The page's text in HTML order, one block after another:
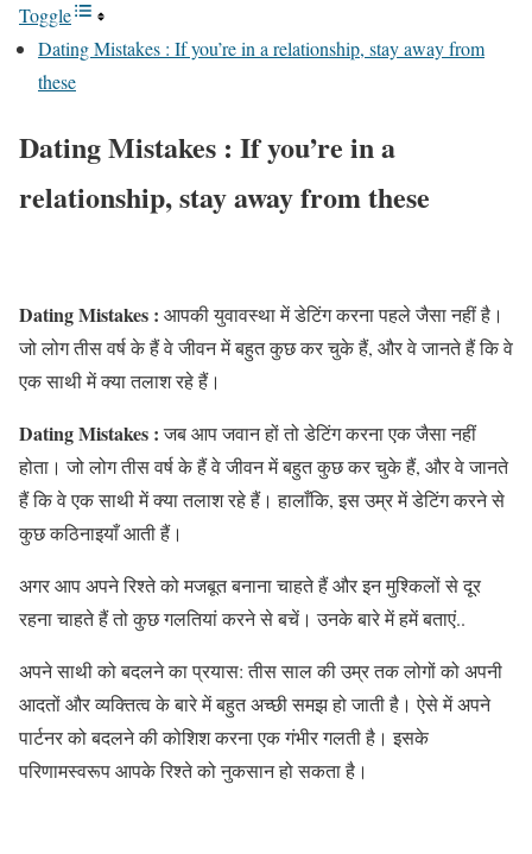
Toggle
Dating Mistakes : If you’re in a relationship, stay away from
these
Dating Mistakes : If you’re in a
relationship, stay away from these
Dating Mistakes : आपकी युवावस्था में डेटिंग करना पहले जैसा नहीं है।
जो लोग तीस वर्ष के हैं वे जीवन में बहुत कुछ कर चुके हैं, और वे जानते हैं कि वे
एक साथी में क्या तलाश रहे हैं।
Dating Mistakes :जब आप जवान हों तो डेटिंग करना एक जैसा नहीं
होता। जो लोग तीस वर्ष के हैं वे जीवन में बहुत कुछ कर चुके हैं, और वे जानते
हैं कि वे एक साथी में क्या तलाश रहे हैं। हालाँकि, इस उम्र में डेटिंग करने से
कुछ कठिनाइयाँ आती हैं।
अगर आप अपने रिश्ते को मजबूत बनाना चाहते हैं और इन मुश्किलों से दूर
रहना चाहते हैं तो कुछ गलतियां करने से बचें। उनके बारे में हमें बताएं..
अपने साथी को बदलने का प्रयास: तीस साल की उम्र तक लोगों को अपनी
आदतों और व्यक्तित्व के बारे में बहुत अच्छी समझ हो जाती है। ऐसे में अपने
पार्टनर को बदलने की कोशिश करना एक गंभीर गलती है। इसके
परिणामस्वरूप आपके रिश्ते को नुकसान हो सकता है।